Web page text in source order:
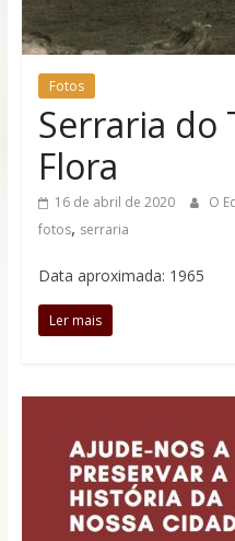
memórias
dessa
linda
cidade
Fotos
Serraria do
Flora
16 de abril de 2020 O
fotos, serraria
Data aproximada: 1965
Ler mais